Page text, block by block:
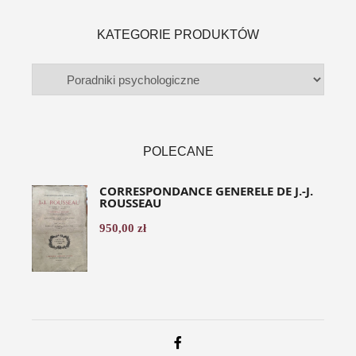
KATEGORIE PRODUKTÓW
POLECANE
CORRESPONDANCE GENERELE DE J.-J.
ROUSSEAU
950,00 zł